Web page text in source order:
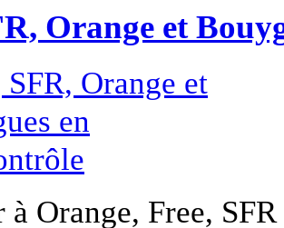
Orange et
à Orange, Free,